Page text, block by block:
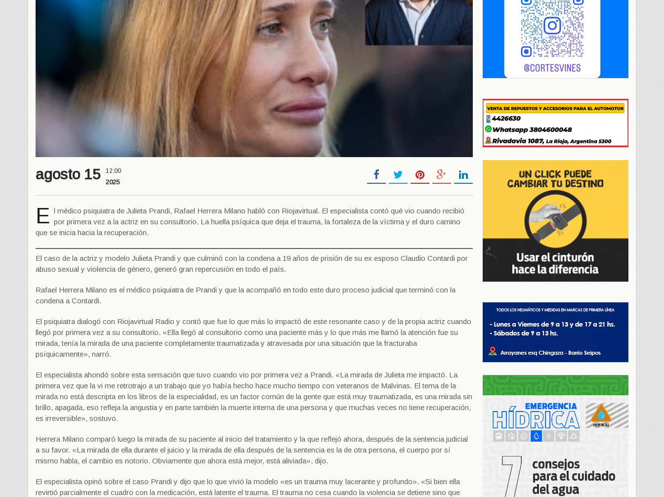
agosto 15 12:00
2025
E l médico psiquiatra de Julieta Prandi, Rafael Herrera Milano habló con Riojavirtual. El especialista contó qué vio cuando recibió
por primera vez a la actriz en su consultorio. La huella psíquica que deja el trauma, la fortaleza de la víctima y el duro camino
que se inicia hacia la recuperación.
El caso de la actriz y modelo Julieta Prandi y que culminó con la condena a 19 años de prisión de su ex esposo Claudio Contardi por
abuso sexual y violencia de género, generó gran repercusión en todo el país.
Rafael Herrera Milano es el médico psiquiatra de Prandi y que la acompañó en todo este duro proceso judicial que terminó con la
condena a Contardi.
El psiquiatra dialogó con Riojavirtual Radio y contó que fue lo que más lo impactó de este resonante caso y de la propia actriz cuando
llegó por primera vez a su consultorio. «Ella llegó al consultorio como una paciente más y lo que más me llamó la atención fue su
mirada, tenía la mirada de una paciente completamente traumatizada y atravesada por una situación que la fracturaba
psíquicamente», narró.
El especialista ahondó sobre esta sensación que tuvo cuando vio por primera vez a Prandi. «La mirada de Julieta me impactó. La
primera vez que la vi me retrotrajo a un trabajo que yo había hecho hace mucho tiempo con veteranos de Malvinas. El tema de la
mirada no está descripta en los libros de la especialidad, es un factor común de la gente que está muy traumatizada, es una mirada sin
brillo, apagada, eso refleja la angustia y en parte también la muerte interna de una persona y que muchas veces no tiene recuperación,
es irreversible», sostuvo.
Herrera Milano comparó luego la mirada de su paciente al inicio del tratamiento y la que reflejó ahora, después de la sentencia judicial
a su favor. «La mirada de ella durante el juicio y la mirada de ella después de la sentencia es la de otra persona, el cuerpo por sí
mismo habla, el cambio es notorio. Obviamente que ahora está mejor, está aliviada», dijo.
El especialista opinó sobre el caso Prandi y dijo que lo que vivió la modelo «es un trauma muy lacerante y profundo». «Si bien ella
revirtió parcialmente el cuadro con la medicación, está latente el trauma. El trauma no cesa cuando la violencia se detiene sino que